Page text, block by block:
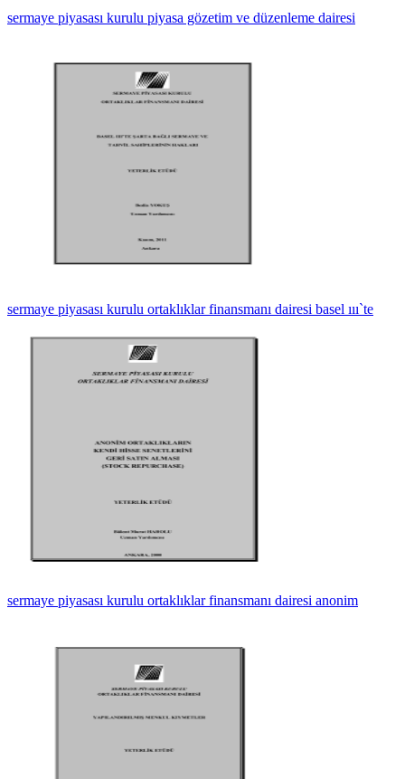
sermaye piyasası kurulu piyasa gözetim ve düzenleme dairesi
sermaye piyasası kurulu ortaklıklar finansmanı dairesi basel ııı`te
sermaye piyasası kurulu ortaklıklar finansmanı dairesi anonim